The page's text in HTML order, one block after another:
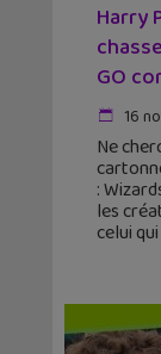
Harry
GO
16
Ne
:
les
celui